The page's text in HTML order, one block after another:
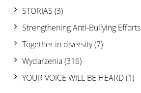
STORIAS (3)
Strengthening Anti-Bullying Efforts
Together in diversity(7)
Wydarzenia(316)
YOUR VOICE WILL BE HEARD(1)